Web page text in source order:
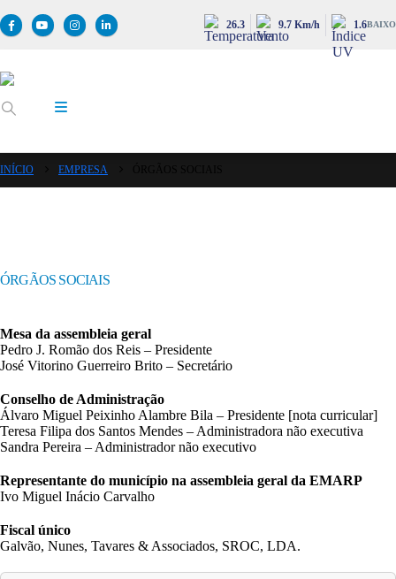
26.3 9.7 Km/h 1.6BAIXO
INÍCIO EMPRESA
ÓRGÃOS SOCIAIS
Mesa da assembleia geral
Pedro J. Romão dos Reis – Presidente
José Vitorino Guerreiro Brito – Secretário
Conselho de Administração
Álvaro Miguel Peixinho Alambre Bila – Presidente [nota curricular]
Teresa Filipa dos Santos Mendes – Administradora não executiva
Sandra Pereira – Administrador não executivo
Representante do município na assembleia geral da EMARP
Ivo Miguel Inácio Carvalho
Fiscal único
Galvão, Nunes, Tavares & Associados, SROC, LDA.